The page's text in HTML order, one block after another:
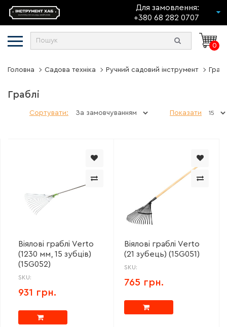
Для замовлення:
+380 68 282 0707
0
Головна Садова техніка Ручний садовий інструмент
Граблі
Сортувати: Показати
Віялові граблі Verto
(1230 мм, 15 зубців)
(15G052)
SKU:
931 грн.
Віялові граблі Verto
(21 зубець) (15G051)
SKU:
765 грн.